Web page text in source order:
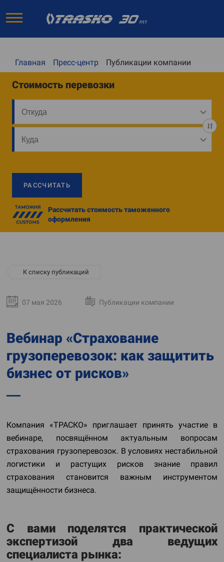
Главная Пресс-центр Публикации компании
Стоимость перевозки
РАССЧИТАТЬ
Рассчитать стоимость таможенного
оформления
К списку публикаций
07 мая 2026 Публикации компании
Вебинар «Страхование
грузоперевозок: как защитить
бизнес от рисков»
Компания «ТРАСКО» приглашает принять участие в
вебинаре, посвящённом актуальным вопросам
страхования грузоперевозок. В условиях нестабильной
логистики и растущих рисков знание правил
страхования становится важным инструментом
защищённости бизнеса.
С вами поделятся практической
экспертизой два ведущих
специалиста рынка: